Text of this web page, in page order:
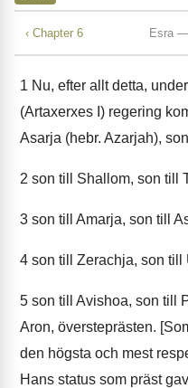
‹ Chapter 6 Esra —
1 Nu, efter allt detta,
(Artaxerxes I) regering
Asarja (hebr. Azarjah),
2 son till Shallom, son till
3 son till Amarja, son till
4 son till Zerachja, son till
5 son till Avishoa, son till
Aron, översteprästen.
den högsta och mest
Hans status som präst